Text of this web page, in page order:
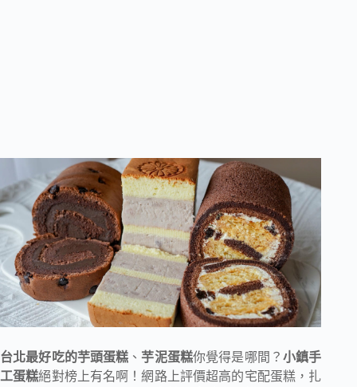
台北最好吃的芋頭蛋糕 、 芋泥蛋糕你覺得是哪間？ 小鎮手
工蛋糕絕對榜上有名啊！網路上評價超高的宅配蛋糕，扎